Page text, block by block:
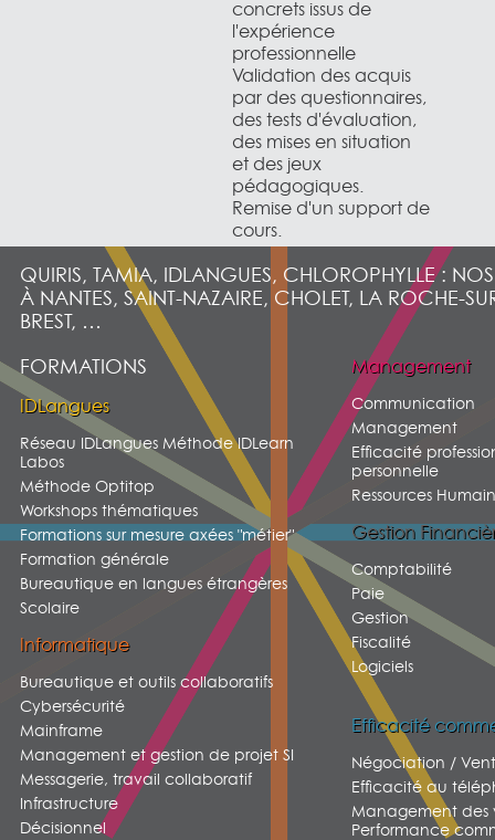
concrets issus de
l'expérience
professionnelle
Validation des acquis
par des questionnaires,
des tests d'évaluation,
des mises en situation
et des jeux
pédagogiques.
Remise d'un support de
cours.
QUIRIS, TAMIA, IDLANGUES, CHLOROPHYLLE :
À NANTES, SAINT-NAZAIRE, CHOLET, LA ROCHE-
BREST, …
FORMATIONS
IDLangues
Réseau IDLangues Méthode IDLearn
Labos
Méthode Optitop
Workshops thématiques
Formations sur mesure axées "métier"
Formation générale
Bureautique en langues étrangères
Scolaire
Informatique
Bureautique et outils collaboratifs
Cybersécurité
Mainframe
Management et gestion de projet SI
Messagerie, travail collaboratif
Infrastructure
Décisionnel
Management
Communication
Management
Efficacité
personnelle
Ressources
Gestion
Comptabilité
Paie
Gestion
Fiscalité
Logiciels
Efficacité
Négociation /
Efficacité au
Management des
Performance